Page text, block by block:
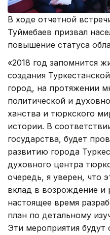
В ходе отчетной
Туймебаев призвал
повышение статуса
«2018 год запомнится
создания
город, на протяжении
политической и
ханства и тюркского
истории. В
государства, будет
развитию города
духовного центра
очередь, я уверен, что
вклад в возрождение и
настоящее время
план по детальному
Эти мероприятия будут